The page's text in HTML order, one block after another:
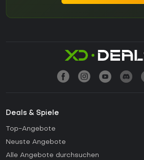
Deals & Spiele
Top-Angebote
Neuste Angebote
Alle Angebote durchsuchen